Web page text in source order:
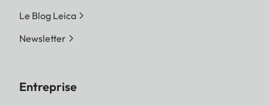
Le Blog Leica
Newsletter
Entreprise